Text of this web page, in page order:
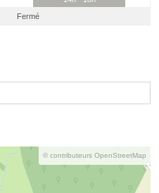
Fermé
© contributeurs OpenStreetMap